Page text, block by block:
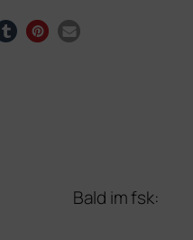
Bald im fsk: